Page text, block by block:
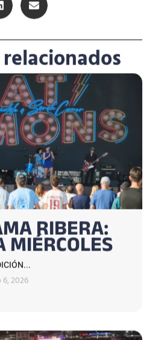
RIBERA:
MIÉRCOLES
2026